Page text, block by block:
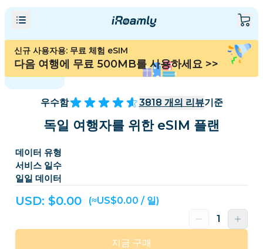
신규 사용자용: 무료 체험 eSIM
다음 여행에 무료 500MB를 사용하세요 >>
우수함 3818 개의 리뷰기준
독일 여행자를 위한 eSIM 플랜
데이터 유형
서비스 일수
일일 데이터
USD: $0.00 (≈US$0.00 / 일)
지금 구매